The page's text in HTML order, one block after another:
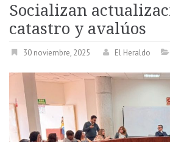
Socializan
catastro y avalúos
30 noviembre, 2025 El Heraldo